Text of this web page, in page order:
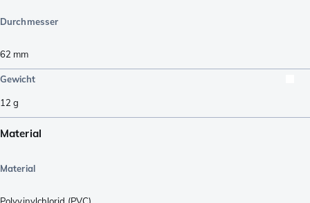
Durchmesser
62 mm
Gewicht
12 g
Material
Material